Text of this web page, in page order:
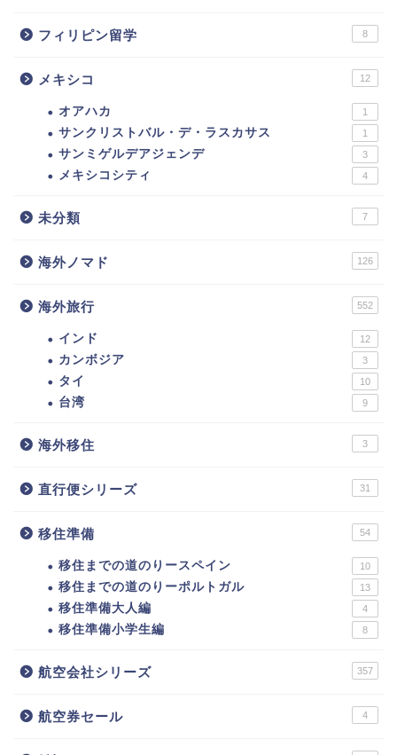
フィリピン留学 8
メキシコ 12
オアハカ 1
サンクリストバル・デ・ラスカサス 1
サンミゲルデアジェンデ 3
メキシコシティ 4
未分類 7
海外ノマド 126
海外旅行 552
インド 12
カンボジア 3
タイ 10
台湾 9
海外移住 3
直行便シリーズ 31
移住準備 54
移住までの道のりースペイン 10
移住までの道のりーポルトガル 13
移住準備大人編 4
移住準備小学生編 8
航空会社シリーズ 357
航空券セール 4